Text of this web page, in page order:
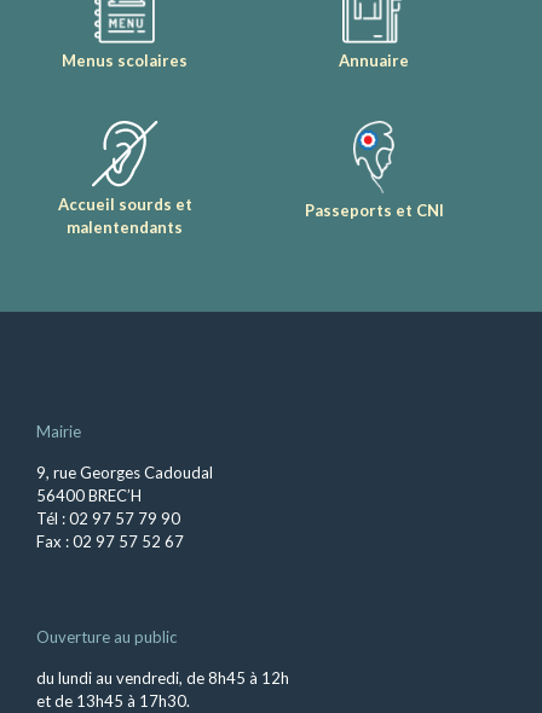
Menus scolaires Annuaire
Accueil sourds et
malentendants
Passeports et CNI
Mairie
9, rue Georges Cadoudal
56400 BREC’H
Tél : 02 97 57 79 90
Fax : 02 97 57 52 67
Ouverture au public
du lundi au vendredi, de 8h45 à 12h
et de 13h45 à 17h30.